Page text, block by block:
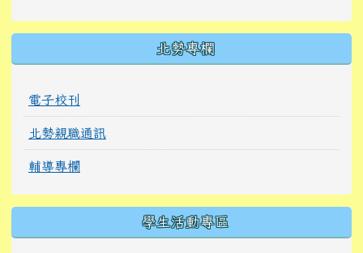
北勢專欄
電子校刊
北勢親職通訊
輔導專欄
學生活動專區